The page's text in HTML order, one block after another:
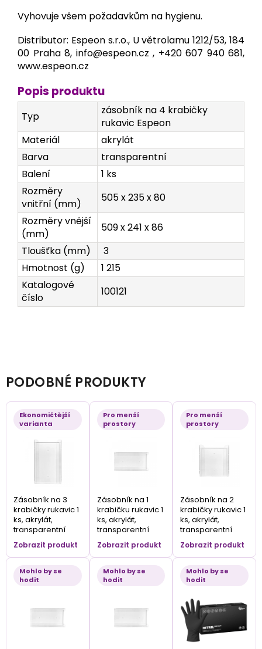
Vyhovuje všem požadavkům na hygienu.
Distributor: Espeon s.r.o., U větrolamu 1212/53, 184
00 Praha 8, info@espeon.cz , +420 607 940 681,
www.espeon.cz
Popis produktu
Typ
zásobník na 4 krabičky
rukavic Espeon
Materiál
akrylát
Barva
transparentní
Balení
1 ks
Rozměry
vnitřní (mm)
505 x 235 x 80
Rozměry vnější
(mm)
509 x 241 x 86
Tloušťka (mm)
3
Hmotnost (g)
1 215
Katalogové
číslo
100121
PODOBNÉ PRODUKTY
Ekonomičtější
varianta
Zásobník na 3
krabičky rukavic 1
ks, akrylát,
transparentní
Zobrazit produkt
Pro menší
prostory
Zásobník na 1
krabičku rukavic 1
ks, akrylát,
transparentní
Zobrazit produkt
Pro menší
prostory
Zásobník na 2
krabičky rukavic 1
ks, akrylát,
transparentní
Zobrazit produkt
Mohlo by se
hodit
Mohlo by se
hodit
Mohlo by se
hodit